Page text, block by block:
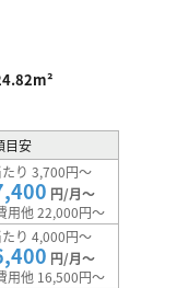
目安
り 3,700円～
円/月～
用他 22,000円～
り 4,000円～
円/月～
用他 16,500円～